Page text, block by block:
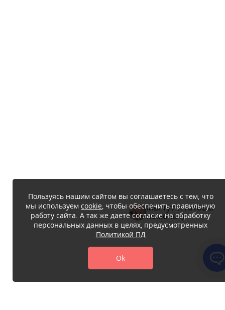
Пользуясь нашим сайтом вы соглашаетесь с тем, что
мы используем cookie, чтобы обеспечить правильную
работу сайта. А так же даете согласие на обработку
персональных данных в целях, предусмотренных
Политикой ПД
Ok
Мы тут и готовы
помочь :)